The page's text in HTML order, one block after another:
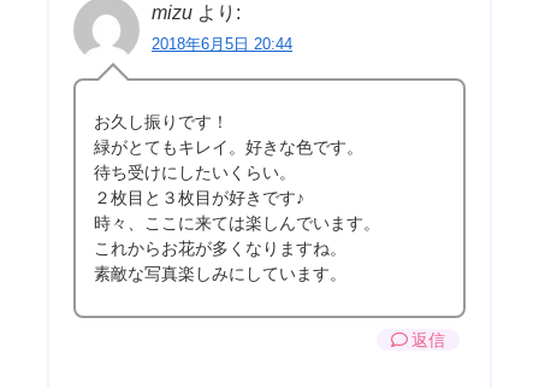
mizu より:
2018年6月5日 20:44
お久し振りです！
緑がとてもキレイ。好きな色です。
待ち受けにしたいくらい。
２枚目と３枚目が好きです♪
時々、ここに来ては楽しんでいます。
これからお花が多くなりますね。
素敵な写真楽しみにしています。
返信